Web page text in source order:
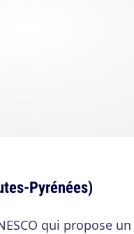
Pyrénées)
qui propose